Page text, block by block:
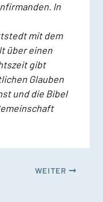
In
mit dem
über einen
gibt
Glauben
und die Bibel
WEITER